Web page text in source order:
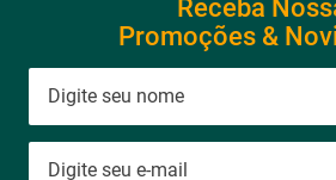
Receba
Promoções &